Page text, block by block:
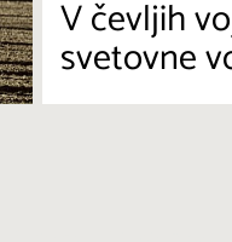
V čevljih
svetovne